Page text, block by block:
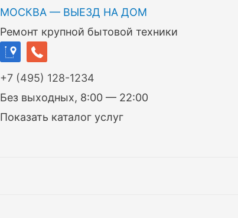
МОСКВА — ВЫЕЗД НА ДОМ
Ремонт крупной бытовой техники
+7 (495) 128-1234
Без выходных, 8:00 — 22:00
Показать каталог услуг